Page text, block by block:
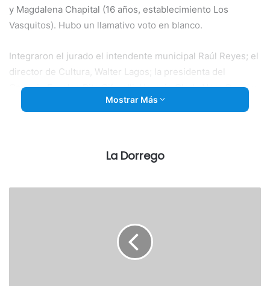
y Magdalena Chapital (16 años, establecimiento Los
Vasquitos). Hubo un llamativo voto en blanco.
Integraron el jurado el intendente municipal Raúl Reyes; el
director de Cultura, Walter Lagos; la presidenta del
Consejo Escolar, Rita Cifarelli; Horacio Clark, Nora Cenci y
las exPaisana Flor Ana Arista y Mónica Echeto.
Instituto San José), Rocío Leunda Segui (15, CEPT 3 de
Coronel Pringles), Maira Erfur (15, arroyo Las Mostazas),
La nueva soberana del pago dorreguero reemplazó a
Antonela Kessler, quien –visiblemente emocionada- no
ocultó su orgullo por haber representado durante el último
Mostrar Más
La Dorrego